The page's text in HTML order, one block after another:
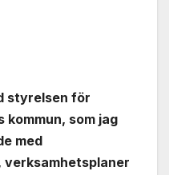
styrelsen för
kommun, som jag
med